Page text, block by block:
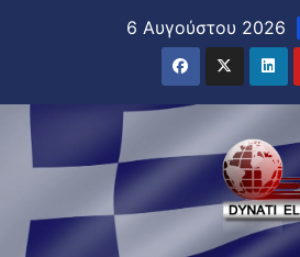
6 Αυγούστου 2026